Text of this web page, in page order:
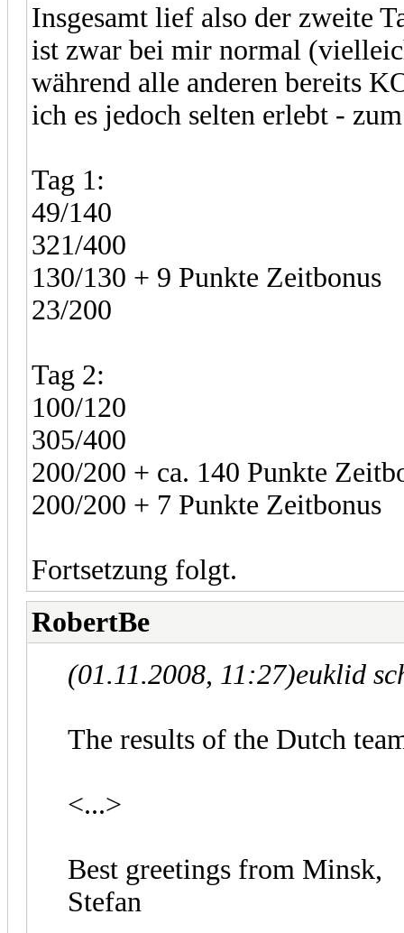
Insgesamt lief also der zweite
ist zwar bei mir normal
während alle anderen bereits
ich es jedoch selten erlebt -
Tag 1:
49/140
321/400
130/130 + 9 Punkte Zeitbonus
23/200
Tag 2:
100/120
305/400
200/200 + ca. 140 Punkte
200/200 + 7 Punkte Zeitbonus
Fortsetzung folgt.
RobertBe
(01.11.2008, 11:27)euklid
The results of the Dutch
<...>
Best greetings from Minsk,
Stefan